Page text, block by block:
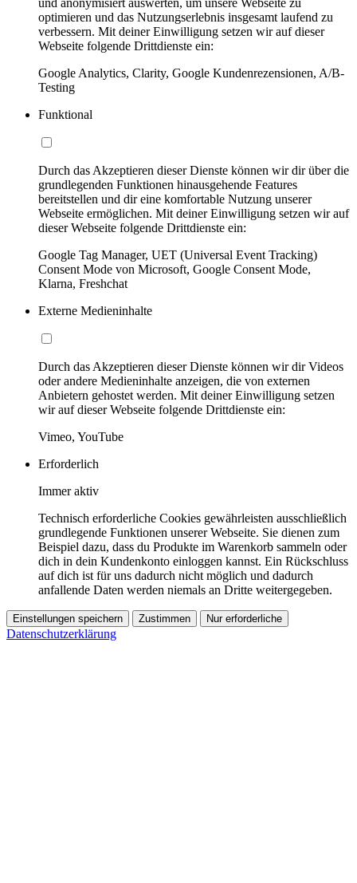
und anonymisiert auswerten, um unsere Webseite zu
optimieren und das Nutzungserlebnis insgesamt laufend zu
verbessern. Mit deiner Einwilligung setzen wir auf dieser
Webseite folgende Drittdienste ein:
Google Analytics, Clarity, Google Kundenrezensionen, A/B-
Testing
Funktional
Durch das Akzeptieren dieser Dienste können wir dir über die
grundlegenden Funktionen hinausgehende Features
bereitstellen und dir eine komfortable Nutzung unserer
Webseite ermöglichen. Mit deiner Einwilligung setzen wir auf
dieser Webseite folgende Drittdienste ein:
Google Tag Manager, UET (Universal Event Tracking)
Consent Mode von Microsoft, Google Consent Mode,
Klarna, Freshchat
Externe Medieninhalte
Durch das Akzeptieren dieser Dienste können wir dir Videos
oder andere Medieninhalte anzeigen, die von externen
Anbietern gehostet werden. Mit deiner Einwilligung setzen
wir auf dieser Webseite folgende Drittdienste ein:
Vimeo, YouTube
Erforderlich
Immer aktiv
Technisch erforderliche Cookies gewährleisten ausschließlich
grundlegende Funktionen unserer Webseite. Sie dienen zum
Beispiel dazu, dass du Produkte im Warenkorb sammeln oder
dich in dein Kundenkonto einloggen kannst. Ein Rückschluss
auf dich ist für uns dadurch nicht möglich und dadurch
anfallende Daten werden niemals an Dritte weitergegeben.
Einstellungen speichern Zustimmen Nur erforderliche
Datenschutzerklärung